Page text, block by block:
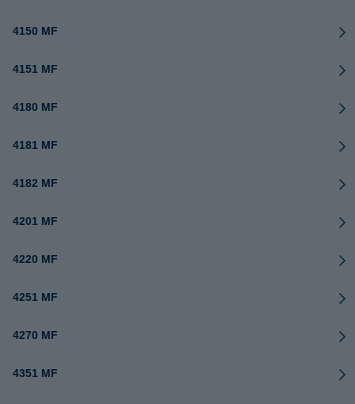
4150 MF
4151 MF
4180 MF
4181 MF
4182 MF
4201 MF
4220 MF
4251 MF
4270 MF
4351 MF